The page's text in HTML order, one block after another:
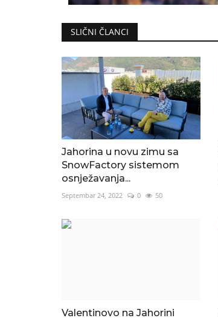
SLIČNI ČLANCI
Jahorina u novu zimu sa
SnowFactory sistemom
osnježavanja...
Septembar 24, 2022 0 50
Valentinovo na Jahorini